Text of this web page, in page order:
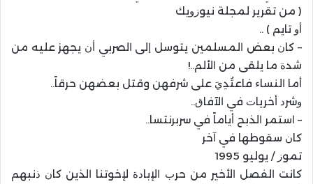
( ﻣﻦ ﺗﻘﺮﻳﺮ ﻟﻤﺠﻠﺔ ﻧﻴﻮﺯﻭﻳﻚ
ﺃﻭ ﺗﺎﻳﻢ ) ..
– ﻛﺎﻥ ﺑﻌﺾ ﺍﻟﻤﺴﻠﻤﻴﻦ ﻳﺘﻮﺳﻞ ﺇﻟﻰ ﺍﻟﺼﺮﺑﻲ ﺃﻥ ﻳﺠﻬﺰ ﻋﻠﻴﻪ ﻣﻦ
ﺷﺪﺓ ﻣﺎ ﻳﻠﻘﻰ ﻣﻦ ﺍﻷﻟﻢ..!
ﺃﻣﺎ ﺍﻟﻨﺴﺎﺀ ﻓﺎﻋﺘُﺪِﻱَ ﻋﻠﻰ ﺷﺮﻓﻬﻦ وقتل بعضهن ﺣﺮﻗﺎً..
ﻭﺷﺮﺩ ﺃﺧﺮﻳﺎﺕ ﻓﻲ ﺍﻵﻓﺎﻕ..
– ﺍﺳﺘﻤﺮ ﺍﻟﺬﺑﺢ ﺃﻳﺎﻣﺎً ﻓﻲ ﺳﺮﺑﺮﻧﺘﺴﺎ..
ﻛﺎﻥ ﺳﻘﻮﻃﻬﺎ ﻓﻲ ﺁﺧﺮ
ﺗﻤﻮﺯ / ﻳﻮﻟﻴﻮ 1995
ﻛﺎﻧﺖ ﺍﻟﻔﺼﻞ ﺍﻷﺧﻴﺮ ﻣﻦ ﺣﺮﺏ ﺍﻹﺑﺎﺩﺓ ﻹﺧﻮﺗﻨﺎ ﺍﻟﺬﻳﻦ ﻛﺎﻥ ﺫﻧﺒﻬﻢ